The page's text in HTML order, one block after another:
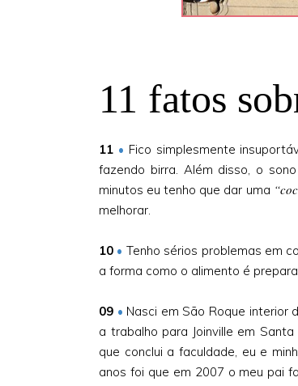
11 fatos
11 • Fico simplesmente
fazendo birra. Além disso, o
minutos eu tenho que dar uma
melhorar.
10 • Tenho sérios problemas em
a forma como o alimento é
09 • Nasci em São Roque interior
a trabalho para Joinville em
que conclui a faculdade, eu e
anos foi que em 2007 o meu pai